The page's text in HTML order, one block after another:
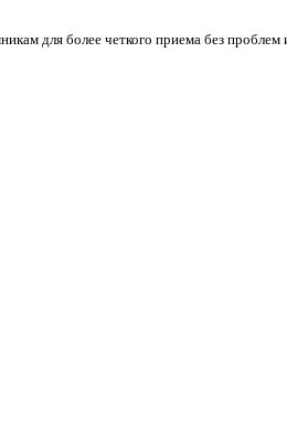
для более четкого приема без